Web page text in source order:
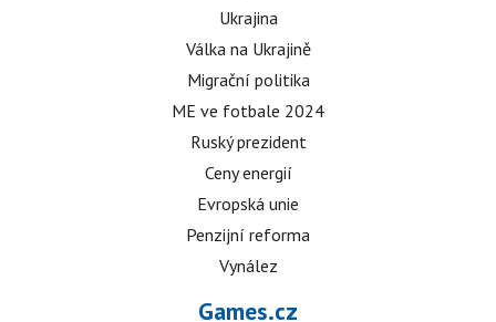
Ukrajina
Válka na Ukrajině
Migrační politika
ME ve fotbale 2024
Ruský prezident
Ceny energií
Evropská unie
Penzijní reforma
Vynález
Games.cz